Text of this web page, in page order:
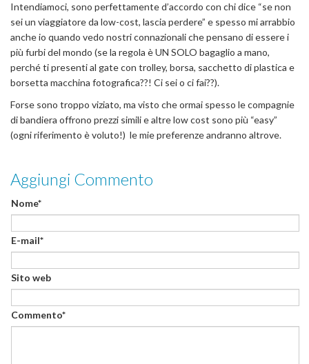
Intendiamoci, sono perfettamente d’accordo con chi dice “se non
sei un viaggiatore da low-cost, lascia perdere” e spesso mi arrabbio
anche io quando vedo nostri connazionali che pensano di essere i
più furbi del mondo (se la regola è UN SOLO bagaglio a mano,
perché ti presenti al gate con trolley, borsa, sacchetto di plastica e
borsetta macchina fotografica??! Ci sei o ci fai??).
Forse sono troppo viziato, ma visto che ormai spesso le compagnie
di bandiera offrono prezzi simili e altre low cost sono più “easy”
(ogni riferimento è voluto!) le mie preferenze andranno altrove.
Aggiungi Commento
Nome*
E-mail*
Sito web
Commento*